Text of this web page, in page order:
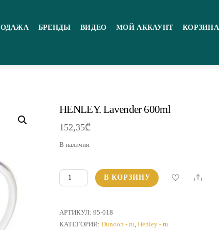
БРЕНДЫ ВИДЕО МОЙ АККАУНТ КОРЗИНА
HENLEY. Lavender 600ml
152,35₾
В наличии
Количество
товара
Lavender
600ml
В КОРЗИНУ Share
АРТИКУЛ: 95-018
КАТЕГОРИИ: Dunoon - ru Henley - ru